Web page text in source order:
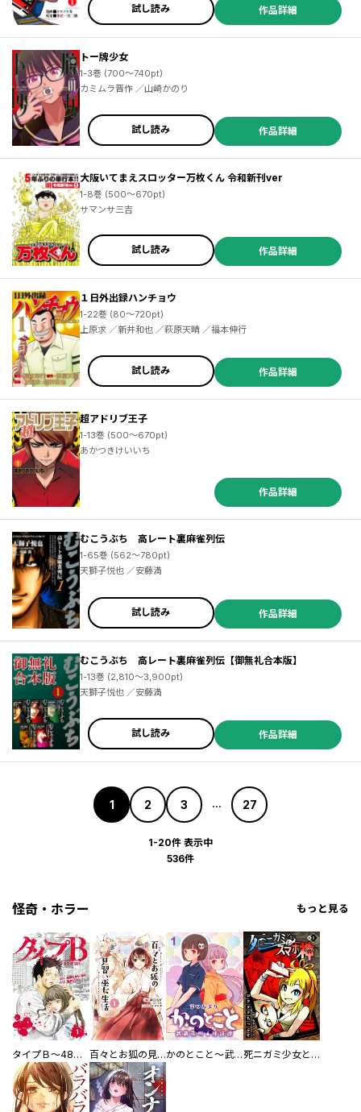
試し読み 作品詳細
トー牌少女
1-3巻 (700～740pt)
カミムラ晋作 ／山崎かのり
試し読み 作品詳細
大阪いてまえスロッター万枚くん 令和新刊ver
1-8巻 (500～670pt)
サマンサ三吉
試し読み 作品詳細
１日外出録ハンチョウ
1-22巻 (80～720pt)
上原求 ／新井和也 ／萩原天晴 ／福本伸行
試し読み 作品詳細
超アドリブ王子
1-13巻 (500～670pt)
あかつきけいいち
作品詳細
むこうぶち 高レート裏麻雀列伝
1-65巻 (562～780pt)
天獅子悦也 ／安藤満
試し読み 作品詳細
むこうぶち 高レート裏麻雀列伝【御無礼合本版】
1-13巻 (2,810～3,900pt)
天獅子悦也 ／安藤満
試し読み 作品詳細
1 2 3 ... 27
1-20件 表示中
536件
怪奇・ホラー もっと見る
タイプＢ～48時間後、致死率100％～【単話】 百々とお狐の見習い巫女生活【単行本版】 かのとこと～武蔵花町怪話譚～ 【連載版】 死ニガミ少女とスマホ神